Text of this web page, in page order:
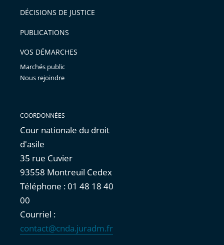
après
pour
avant
DÉCISIONS DE JUSTICE
PUBLICATIONS
VOS DÉMARCHES
Marchés public
Nous rejoindre
COORDONNÉES
Cour nationale du droit
d'asile
35 rue Cuvier
93558 Montreuil Cedex
Téléphone : 01 48 18 40
00
Courriel :
contact@cnda.juradm.fr